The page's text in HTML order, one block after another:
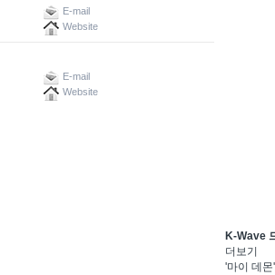
E-mail
Website
E-mail
Website
K-Wave
더보기
'마이 데